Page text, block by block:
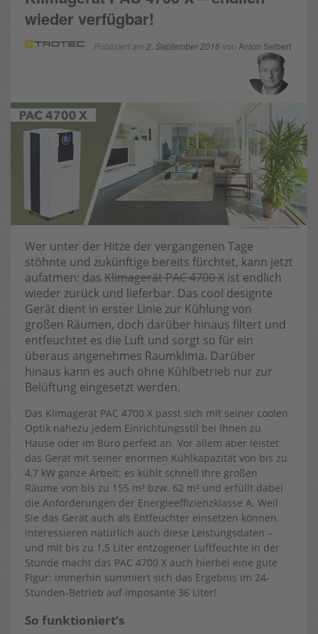
wieder verfügbar!
Publiziert am 2. September 2016von Anton Seibert
Wer unter der Hitze der vergangenen Tage
stöhnte und zukünftige bereits fürchtet, kann jetzt
aufatmen: das Klimagerät PAC 4700 X ist endlich
wieder zurück und lieferbar. Das cool designte
Gerät dient in erster Linie zur Kühlung von
großen Räumen, doch darüber hinaus filtert und
entfeuchtet es die Luft und sorgt so für ein
überaus angenehmes Raumklima. Darüber
hinaus kann es auch ohne Kühlbetrieb nur zur
Belüftung eingesetzt werden.
Das Klimagerät PAC 4700 X passt sich mit seiner coolen
Optik nahezu jedem Einrichtungsstil bei Ihnen zu
Hause oder im Büro perfekt an. Vor allem aber leistet
das Gerät mit seiner enormen Kühlkapazität von bis zu
4,7 kW ganze Arbeit: es kühlt schnell Ihre großen
Räume von bis zu 155 m³ bzw. 62 m² und erfüllt dabei
die Anforderungen der Energieeffizienzklasse A. Weil
Sie das Gerät auch als Entfeuchter einsetzen können,
interessieren natürlich auch diese Leistungsdaten –
und mit bis zu 1,5 Liter entzogener Luftfeuchte in der
Stunde macht das PAC 4700 X auch hierbei eine gute
Figur: immerhin summiert sich das Ergebnis im 24-
Stunden-Betrieb auf imposante 36 Liter!
So funktioniert‘s